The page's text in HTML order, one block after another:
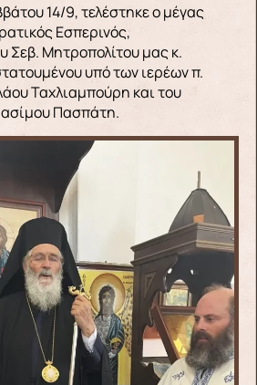
14/9, τελέστηκε ο μέγας
Εσπερινός,
Σεβ. Μητροπολίτου μας κ.
υπό των ιερέων π.
Ταχλιαμπούρη και του
Πασπάτη.